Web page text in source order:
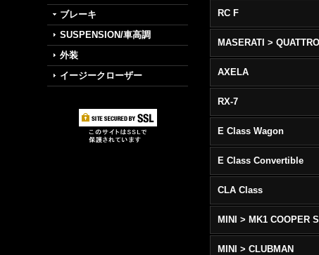
ブレーキ
SUSPENSION/車高調
外装
イージークローザー
RC F
AXELA
RX-7
E Class Wagon
E Class Convertible
CLA Class
MINI > MK1 COOPER S
MINI > CLUBMAN